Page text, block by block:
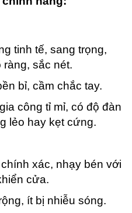
tinh tế, sang trọng,
ràng, sắc nét.
bỉ, cầm chắc tay.
công tỉ mỉ, có độ đàn
lẻo hay kẹt cứng.
xác, nhạy bén với
cửa.
ít bị nhiễu sóng.